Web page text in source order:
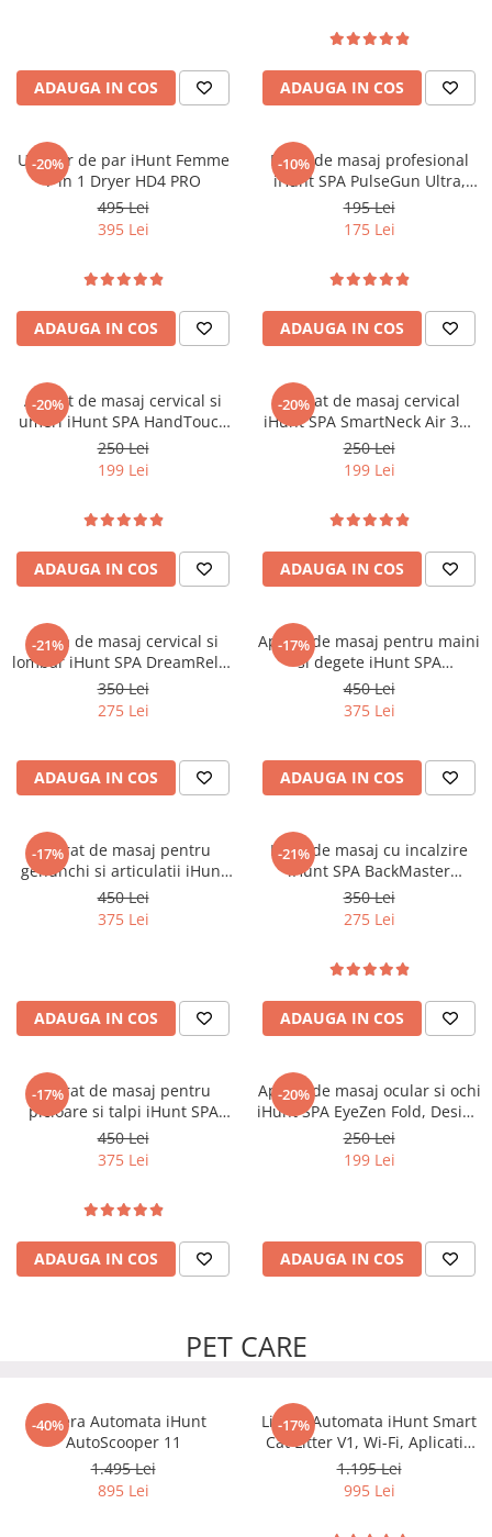
ADAUGA IN COS ADAUGA IN COS
-20%
Uscator de par iHunt Femme
7 in 1 Dryer HD4 PRO
495 Lei
395 Lei
ADAUGA IN COS
-10%
Pistol de masaj profesional
iHunt SPA PulseGun Ultra,
Percuție profundă, Masaj
muscular
195 Lei
175 Lei
ADAUGA IN COS
-20%
Aparat de masaj cervical si
umeri iHunt SPA HandTouch
Neck 3D, Tehnologie masaj
bionic/imitare maini umane,
250 Lei
199 Lei
ADAUGA IN COS
-20%
Aparat de masaj cervical
iHunt SPA SmartNeck Air 3D,
Electrostimulare EMS/TENS,
Compresie inteligenta,
250 Lei
199 Lei
ADAUGA IN COS
-21%
Perna de masaj cervical si
lombar iHunt SPA DreamRelax
4D Pillow, Masaj prin
framantare 4D, Incalzire
350 Lei
275 Lei
ADAUGA IN COS
-17%
Aparat de masaj pentru maini
si degete iHunt SPA
HandMassage Heat Pro,
Compresie cu perne de aer,
450 Lei
375 Lei
ADAUGA IN COS
-17%
Aparat de masaj pentru
genunchi si articulatii iHunt
SPA KneeRestore, Compresie
cu aer, Vibratii, Terapie prin
450 Lei
375 Lei
ADAUGA IN COS
-21%
Husa de masaj cu incalzire
iHunt SPA BackMaster
Shiatsu, pentru scaun, masaj
complet spate, gat si fese,
350 Lei
275 Lei
ADAUGA IN COS
-17%
Aparat de masaj pentru
picioare si talpi iHunt SPA
FootRelax AirHeat,
Reflexoterapie, Compresie cu
450 Lei
375 Lei
ADAUGA IN COS
-20%
Aparat de masaj ocular si ochi
iHunt SPA EyeZen Fold, Design
pliabil, Compresie inteligenta
cu aer, Functie incalzire,
250 Lei
199 Lei
ADAUGA IN COS
PET CARE
-40%
Litiera Automata iHunt
AutoScooper 11
1.495 Lei
895 Lei
-17%
Litiera Automata iHunt Smart
Cat Litter V1, Wi-Fi, Aplicatie
Smart
1.195 Lei
995 Lei